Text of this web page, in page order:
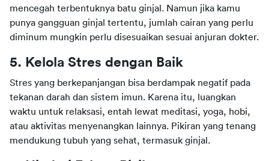
mencegah terbentuknya batu ginjal. Namun jika kamu
punya gangguan ginjal tertentu, jumlah cairan yang perlu
diminum mungkin perlu disesuaikan sesuai anjuran dokter.
5. Kelola Stres dengan Baik
Stres yang berkepanjangan bisa berdampak negatif pada
tekanan darah dan sistem imun. Karena itu, luangkan
waktu untuk relaksasi, entah lewat meditasi, yoga, hobi,
atau aktivitas menyenangkan lainnya. Pikiran yang tenang
mendukung tubuh yang sehat, termasuk ginjal.